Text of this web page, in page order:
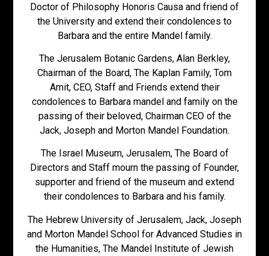
Doctor of Philosophy Honoris Causa and friend of
the University and extend their condolences to
Barbara and the entire Mandel family.
The Jerusalem Botanic Gardens, Alan Berkley,
Chairman of the Board, The Kaplan Family, Tom
Amit, CEO, Staff and Friends extend their
condolences to Barbara mandel and family on the
passing of their beloved, Chairman CEO of the
Jack, Joseph and Morton Mandel Foundation.
The Israel Museum, Jerusalem, The Board of
Directors and Staff mourn the passing of Founder,
supporter and friend of the museum and extend
their condolences to Barbara and his family.
The Hebrew University of Jerusalem, Jack, Joseph
and Morton Mandel School for Advanced Studies in
the Humanities, The Mandel Institute of Jewish